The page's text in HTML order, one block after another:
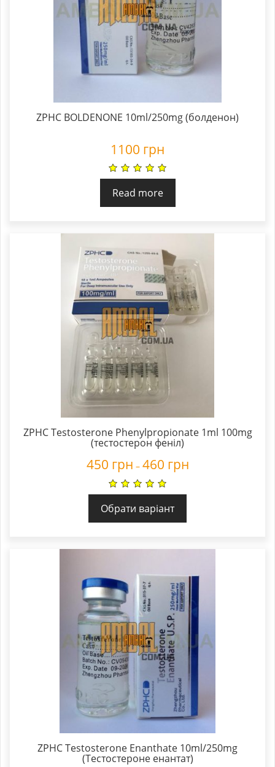
ZPHC BOLDENONE 10ml/250mg (болденон)
1100 грн
Read more
ZPHC Testosterone Phenylpropionate 1ml 100mg
(тестостерон феніл)
450 грн – 460 грн
Обрати варіант
ZPHC Testosterone Enanthate 10ml/250mg
(Тестостероне енантат)